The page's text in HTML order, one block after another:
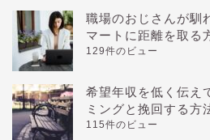
職場のおじさんが馴
マートに距離を取る
129件のビュー
希望年収を低く伝え
ミングと挽回する方
115件のビュー